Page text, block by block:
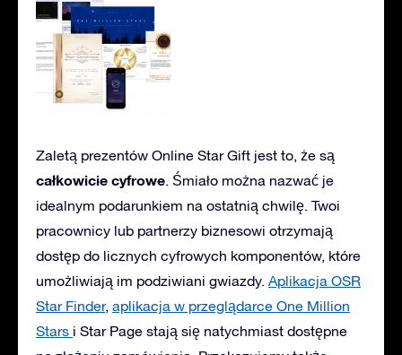
Zaletą prezentów Online Star Gift jest to, że są
całkowicie cyfrowe. Śmiało można nazwać je
idealnym podarunkiem na ostatnią chwilę. Twoi
pracownicy lub partnerzy biznesowi otrzymają
dostęp do licznych cyfrowych komponentów, które
umożliwiają im podziwiani gwiazdy. Aplikacja OSR
Star Finder, aplikacja w przeglądarce One Million
Stars i Star Page stają się natychmiast dostępne